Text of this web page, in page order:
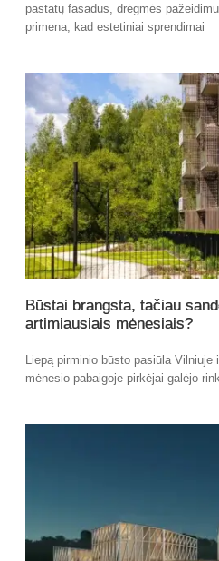
pastatų fasadus, drėgmės
primena, kad estetiniai sprendimai
Būstai brangsta, tačiau
artimiausiais mėnesiais?
Liepą pirminio būsto pasiūla
mėnesio pabaigoje pirkėjai galėjo